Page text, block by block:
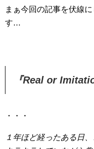
まぁ今回の記事を伏線
す…
『Real or
・・・
１年ほど経ったある日